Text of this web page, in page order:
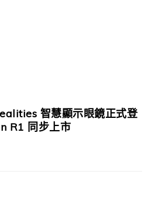
智慧顯示眼鏡正式登
R1 同步上市